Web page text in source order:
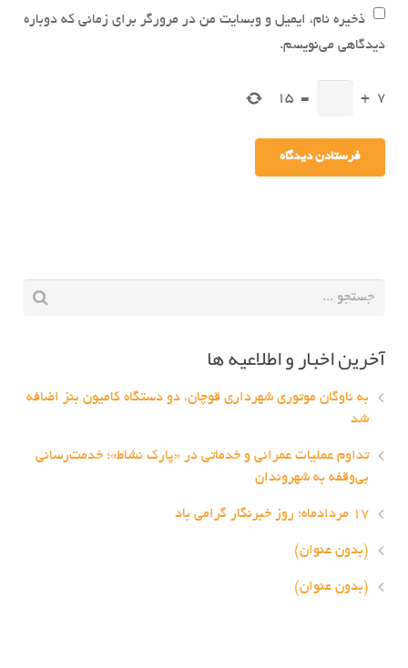
ذخیره نام، ایمیل و وبسایت من در مرورگر برای زمانی که دوباره
دیدگاهی می‌نویسم.
7
+
=
15
آخرین اخبار و اطلاعیه ها
به ناوگان موتوری شهرداری قوچان، دو دستگاه کامیون بنز اضافه
شد
تداوم عملیات عمرانی و خدماتی در «پارک نشاط»؛ خدمت‌رسانی
بی‌وقفه به شهروندان
۱۷ مردادماه؛ روز خبرنگار گرامی باد
(بدون عنوان)
(بدون عنوان)